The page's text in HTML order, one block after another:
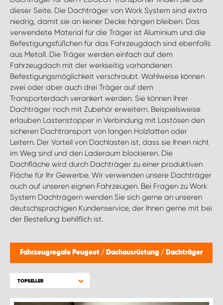
dieser Seite. Die Dachträger von Work System sind extra
niedrig, damit sie an keiner Decke hängen bleiben. Das
verwendete Material für die Träger ist Aluminium und die
Befestigungsfüßchen für das Fahrzeugdach sind ebenfalls
aus Metall. Die Träger werden einfach auf dem
Fahrzeugdach mit der werkseitig vorhandenen
Befestigungsmöglichkeit verschraubt. Wahlweise können
zwei oder aber auch drei Träger auf dem
Transporterdach verankert werden. Sie können Ihrer
Dachträger noch mit Zubehör erweitern. Beispielsweise
erlauben Lastenstopper in Verbindung mit Lastösen den
sicheren Dachtransport von langen Holzlatten oder
Leitern. Der Vorteil von Dachlasten ist, dass sie Ihnen nicht
im Weg sind und den Laderaum blockieren. Die
Dachfläche wird durch Dachträger zu einer produktiven
Fläche für Ihr Gewerbe. Wir verwenden unsere Dachträger
auch auf unseren eignen Fahrzeugen. Bei Fragen zu Work
System Dachträgern wenden Sie sich gerne an unseren
deutschsprachigen Kundenservice, der Ihnen gerne mit bei
der Bestellung behilflich ist.
Fahrzeugregale Peugeot / Dachausrüstung / Dachträger
TOPSELLER